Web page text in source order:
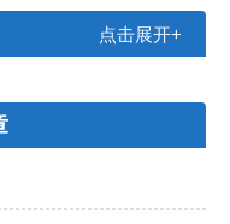
点击展开+